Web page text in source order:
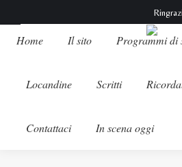
Home Il sito Programmi di
Locandine Scritti
Contattaci In scena oggi